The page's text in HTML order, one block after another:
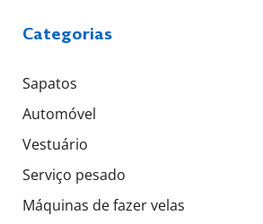
Categorias
Sapatos
Automóvel
Vestuário
Serviço pesado
Máquinas de fazer velas